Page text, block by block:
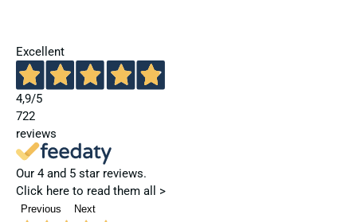
Excellent
4,9/5
722
reviews
Our 4 and 5 star reviews.
Click here to read them all >
Previous Next